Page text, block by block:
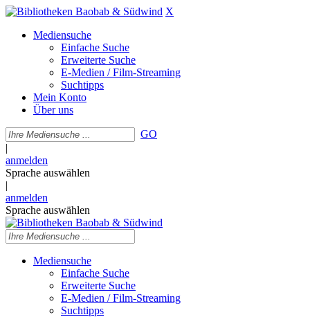
X
Mediensuche
Einfache Suche
Erweiterte Suche
E-Medien / Film-Streaming
Suchtipps
Mein Konto
Über uns
GO
|
anmelden
Sprache auswählen
|
anmelden
Sprache auswählen
Mediensuche
Einfache Suche
Erweiterte Suche
E-Medien / Film-Streaming
Suchtipps